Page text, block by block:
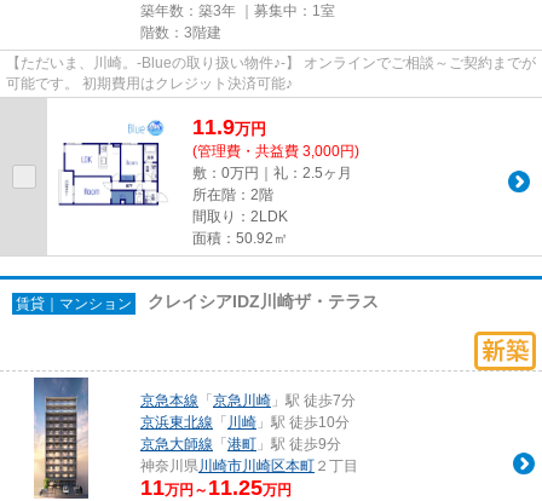
築年数：築3年 ｜募集中： 1室
階数：3階建
【ただいま、川崎。-Blueの取り扱い物件♪-】 オンラインでご相談～ご契約までが
可能です。 初期費用はクレジット決済可能♪
11.9万円
(管理費・共益費 3,000円)
敷：0万円｜礼：2.5ヶ月
所在階：2階
間取り：2LDK
面積：50.92㎡
賃貸｜マンション クレイシアIDZ川崎ザ・テラス
京急本線 「 京急川崎 」駅 徒歩7分
京浜東北線 「 川崎 」駅 徒歩10分
京急大師線 「 港町 」駅 徒歩9分
神奈川県川崎市川崎区本町 ２丁目
11万円～ 11.25万円